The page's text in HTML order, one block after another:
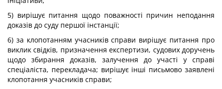
5) вирішує питання щодо поважності причин неподання
доказів до суду першої інстанції;
6) за клопотанням учасників справи вирішує питання про
виклик свідків, призначення експертизи, судових доручень
щодо збирання доказів, залучення до участі у справі
спеціаліста, перекладача; вирішує інші письмово заявлені
клопотання учасників справи;